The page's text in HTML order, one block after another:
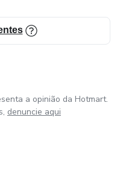
a opinião da Hotmart.
denuncie aqui